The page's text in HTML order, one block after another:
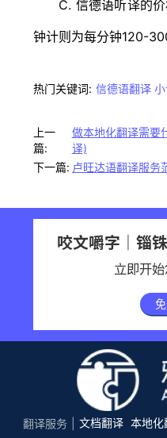
C. 信德语听译的价
钟计则为每分钟120-
热门关键词: 信德语翻译
上一
篇:
做本地化翻译需要
译)
下一篇: 卢旺达语翻译服务
咬文嚼字｜锱
立即开
翻译服务 文档翻译 本地化